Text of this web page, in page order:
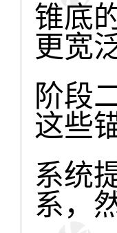
锥底
更宽
阶段
这些
系统
系，